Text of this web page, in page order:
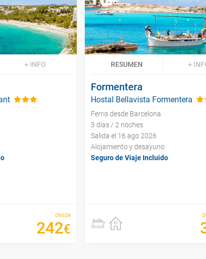
+ INFO
desde
242€
RESUMEN +
Formentera
Hostal Bellavista Formentera
Ferris desde Barcelona
3 días / 2 noches
Salida el 16 ago 2026
Alojamiento y desayuno
Seguro de Viaje Incluido